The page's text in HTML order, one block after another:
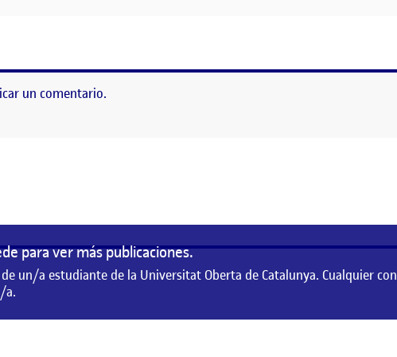
un comentario.
para ver más publicaciones.
un/a estudiante de la Universitat Oberta de Catalunya. Cualquier
a.